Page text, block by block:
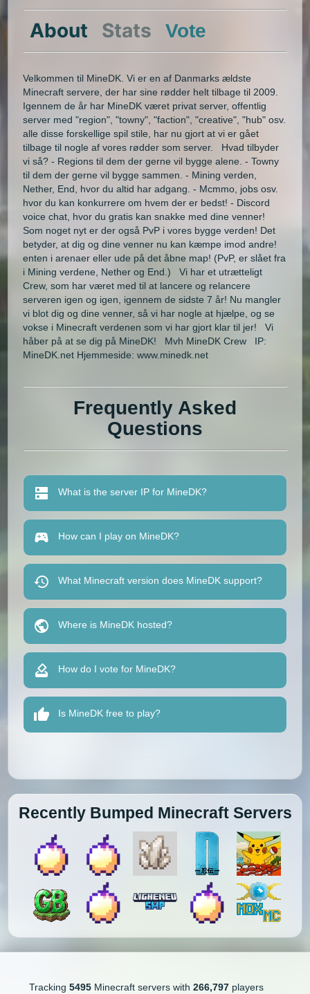
About Stats Vote
Velkommen til MineDK. Vi er en af Danmarks ældste
Minecraft servere, der har sine rødder helt tilbage til 2009.
Igennem de år har MineDK været privat server, offentlig
server med "region", "towny", "faction", "creative", "hub" osv.
alle disse forskellige spil stile, har nu gjort at vi er gået
tilbage til nogle af vores rødder som server. Hvad tilbyder
vi så? - Regions til dem der gerne vil bygge alene. - Towny
til dem der gerne vil bygge sammen. - Mining verden,
Nether, End, hvor du altid har adgang. - Mcmmo, jobs osv.
hvor du kan konkurrere om hvem der er bedst! - Discord
voice chat, hvor du gratis kan snakke med dine venner!
Som noget nyt er der også PvP i vores bygge verden! Det
betyder, at dig og dine venner nu kan kæmpe imod andre!
enten i arenaer eller ude på det åbne map! (PvP, er slået fra
i Mining verdene, Nether og End.) Vi har et utrætteligt
Crew, som har været med til at lancere og relancere
serveren igen og igen, igennem de sidste 7 år! Nu mangler
vi blot dig og dine venner, så vi har nogle at hjælpe, og se
vokse i Minecraft verdenen som vi har gjort klar til jer! Vi
håber på at se dig på MineDK! Mvh MineDK Crew IP:
MineDK.net Hjemmeside: www.minedk.net
Frequently Asked
Questions
What is the server IP for MineDK?
How can I play on MineDK?
What Minecraft version does MineDK support?
Where is MineDK hosted?
How do I vote for MineDK?
Is MineDK free to play?
Recently Bumped Minecraft Servers
Tracking 5495Minecraft servers with 266,797players